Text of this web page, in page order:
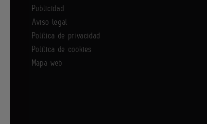
Publicidad
Aviso legal
Política de privacidad
Política de cookies
Mapa web